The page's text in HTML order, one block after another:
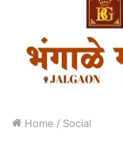
Home / Social